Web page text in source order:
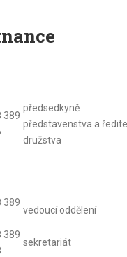
389
předsedkyně
představenstva a
družstva
389
vedoucí oddělení
389
sekretariát